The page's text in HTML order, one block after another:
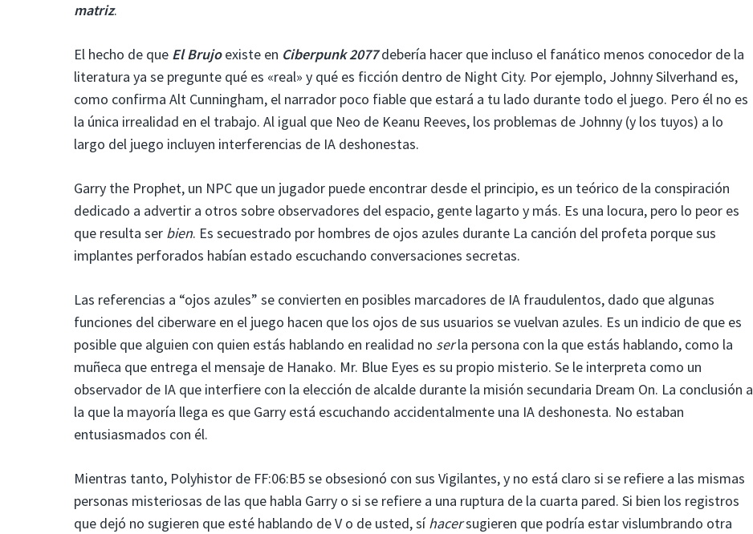
matriz.
El hecho de que El Brujoexiste en Ciberpunk 2077debería hacer que incluso el fanático menos conocedor de la
literatura ya se pregunte qué es «real» y qué es ficción dentro de Night City. Por ejemplo, Johnny Silverhand es,
como confirma Alt Cunningham, el narrador poco fiable que estará a tu lado durante todo el juego. Pero él no es
la única irrealidad en el trabajo. Al igual que Neo de Keanu Reeves, los problemas de Johnny (y los tuyos) a lo
largo del juego incluyen interferencias de IA deshonestas.
Garry the Prophet, un NPC que un jugador puede encontrar desde el principio, es un teórico de la conspiración
dedicado a advertir a otros sobre observadores del espacio, gente lagarto y más. Es una locura, pero lo peor es
que resulta ser bien. Es secuestrado por hombres de ojos azules durante La canción del profeta porque sus
implantes perforados habían estado escuchando conversaciones secretas.
Las referencias a “ojos azules” se convierten en posibles marcadores de IA fraudulentos, dado que algunas
funciones del ciberware en el juego hacen que los ojos de sus usuarios se vuelvan azules. Es un indicio de que es
posible que alguien con quien estás hablando en realidad no serla persona con la que estás hablando, como la
muñeca que entrega el mensaje de Hanako. Mr. Blue Eyes es su propio misterio. Se le interpreta como un
observador de IA que interfiere con la elección de alcalde durante la misión secundaria Dream On. La conclusión a
la que la mayoría llega es que Garry está escuchando accidentalmente una IA deshonesta. No estaban
entusiasmados con él.
Mientras tanto, Polyhistor de FF:06:B5 se obsesionó con sus Vigilantes, y no está claro si se refiere a las mismas
personas misteriosas de las que habla Garry o si se refiere a una ruptura de la cuarta pared. Si bien los registros
que dejó no sugieren que esté hablando de V o de usted, síhacersugieren que podría estar vislumbrando otra